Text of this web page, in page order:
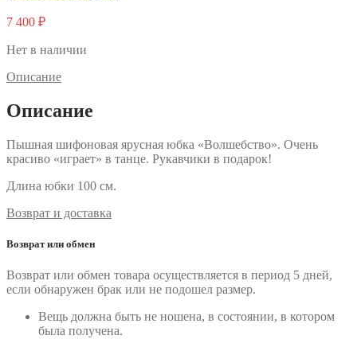
7 400 ₽
Нет в наличии
Описание
Описание
Пышная шифоновая ярусная юбка «Волшебство». Очень
красиво «играет» в танце. Рукавчики в подарок!
Длина юбки 100 см.
Возврат и доставка
Возврат или обмен
Возврат или обмен товара осуществляется в период 5 дней,
если обнаружен брак или не подошел размер.
Вещь должна быть не ношена, в состоянии, в котором
была получена.